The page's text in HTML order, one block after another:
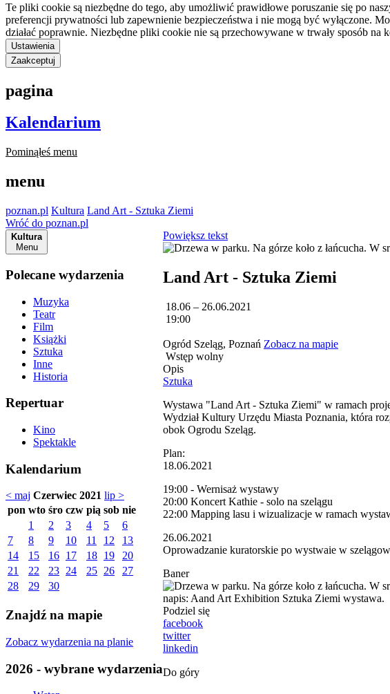
Te pliki cookie są niezbędne do tego, aby umożliwić prawidłowe poruszanie się po
preferencji prywatności lub zapewnienie bezpieczeństwa i nie mogą być wyłączone.
działać poprawnie. Niezbędne pliki cookie nie są przechowywane w trwały sposób
Ustawienia
Zaakceptuj
pagina
Kalendarium
Pominąłeś menu
menu
poznan.pl Kultura Land Art - Sztuka Ziemi
Wróć do poznan.pl
Kultura
Menu
Polecane wydarzenia
Muzyka
Teatr
Film
Książki
Sztuka
Inne
Historia
Repertuar
Kino
Spektakle
Kalendarium
< maj Czerwiec 2021 lip >
pon wto śro czw pią sob nie
1
2 3 4 5
6
7
8 9 10 11 12
13
14
15 16 17 18 19
20
21
22 23 24 25 26
27
28
29 30
Znajdź na mapie
Zobacz wydarzenia na planie
2026 - wybrane wydarzenia
Powiększ tekst
Land Art - Sztuka Ziemi
18.06 – 26.06.2021
19:00
Ogród Szeląg, Poznań Zobacz na mapie
Wstęp wolny
Opis
Sztuka
Wystawa "Land Art - Sztuka Ziemi" w ramach
Wydział Kultury Urzędu Miasta Poznania, która
obok Ogrodu Szeląg.
Plan:
18.06.2021
19:00 - Wernisaż wystawy
20:00 Koncert Kathie - solo na szelągu
22:00 Mapping lasu i wizualizacje w ramach
26.06.2021
Oprowadzanie kuratorskie po wystwaie w
Baner
Podziel się
facebook
twitter
linkedin
Do góry